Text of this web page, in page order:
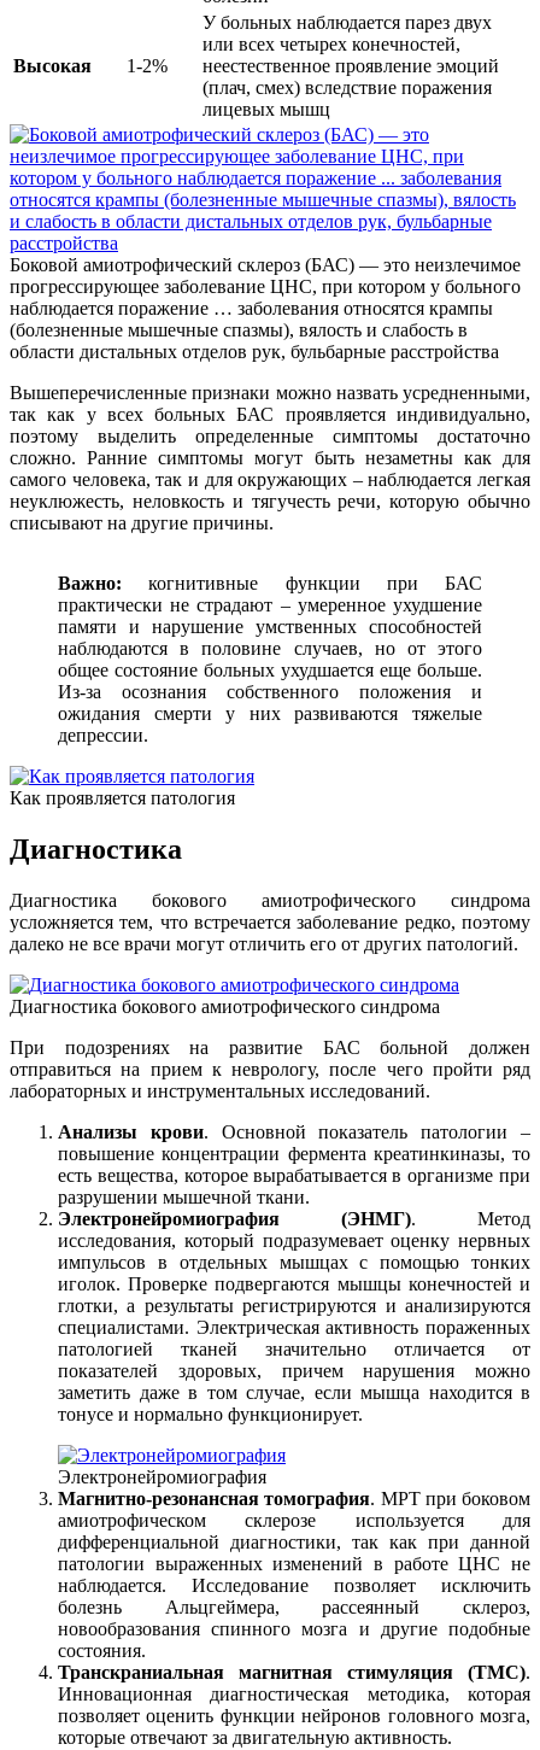
Высокая 1-2%
У больных наблюдается парез двух
или всех четырех конечностей,
неестественное проявление эмоций
(плач, смех) вследствие поражения
лицевых мышц
Боковой амиотрофический склероз (БАС) — это неизлечимое
прогрессирующее заболевание ЦНС, при котором у больного
наблюдается поражение … заболевания относятся крампы
(болезненные мышечные спазмы), вялость и слабость в
области дистальных отделов рук, бульбарные расстройства
Вышеперечисленные признаки можно назвать усредненными,
так как у всех больных БАС проявляется индивидуально,
поэтому выделить определенные симптомы достаточно
сложно. Ранние симптомы могут быть незаметны как для
самого человека, так и для окружающих – наблюдается легкая
неуклюжесть, неловкость и тягучесть речи, которую обычно
списывают на другие причины.
Важно: когнитивные функции при БАС
практически не страдают – умеренное ухудшение
памяти и нарушение умственных способностей
наблюдаются в половине случаев, но от этого
общее состояние больных ухудшается еще больше.
Из-за осознания собственного положения и
ожидания смерти у них развиваются тяжелые
депрессии.
Как проявляется патология
Диагностика
Диагностика бокового амиотрофического синдрома
усложняется тем, что встречается заболевание редко, поэтому
далеко не все врачи могут отличить его от других патологий.
Диагностика бокового амиотрофического синдрома
При подозрениях на развитие БАС больной должен
отправиться на прием к неврологу, после чего пройти ряд
лабораторных и инструментальных исследований.
Анализы крови. Основной показатель патологии –
повышение концентрации фермента креатинкиназы, то
есть вещества, которое вырабатывается в организме при
разрушении мышечной ткани.
Электронейромиография (ЭНМГ). Метод
исследования, который подразумевает оценку нервных
импульсов в отдельных мышцах с помощью тонких
иголок. Проверке подвергаются мышцы конечностей и
глотки, а результаты регистрируются и анализируются
специалистами. Электрическая активность пораженных
патологией тканей значительно отличается от
показателей здоровых, причем нарушения можно
заметить даже в том случае, если мышца находится в
тонусе и нормально функционирует.
Электронейромиография
Магнитно-резонансная томография. МРТ при боковом
амиотрофическом склерозе используется для
дифференциальной диагностики, так как при данной
патологии выраженных изменений в работе ЦНС не
наблюдается. Исследование позволяет исключить
болезнь Альцгеймера, рассеянный склероз,
новообразования спинного мозга и другие подобные
состояния.
Транскраниальная магнитная стимуляция (ТМС).
Инновационная диагностическая методика, которая
позволяет оценить функции нейронов головного мозга,
которые отвечают за двигательную активность.